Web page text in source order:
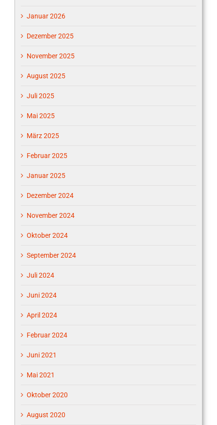
Januar 2026
Dezember 2025
November 2025
August 2025
Juli 2025
Mai 2025
März 2025
Februar 2025
Januar 2025
Dezember 2024
November 2024
Oktober 2024
September 2024
Juli 2024
Juni 2024
April 2024
Februar 2024
Juni 2021
Mai 2021
Oktober 2020
August 2020